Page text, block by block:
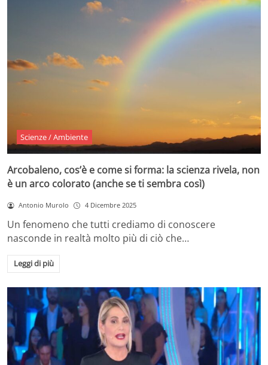
Scienze / Ambiente
Arcobaleno, cos’è e come si forma: la scienza rivela, non
è un arco colorato (anche se ti sembra così)
Antonio Murolo 4 Dicembre 2025
Un fenomeno che tutti crediamo di conoscere
nasconde in realtà molto più di ciò che…
Leggi di più